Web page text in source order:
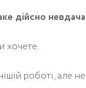
дійсно
хочете.
роботі, але